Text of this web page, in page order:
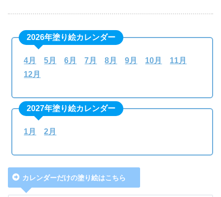
2026年塗り絵カレンダー
4月 5月 6月 7月 8月 9月 10月
11月
12月
2027年塗り絵カレンダー
1月 2月
カレンダーだけの塗り絵はこちら